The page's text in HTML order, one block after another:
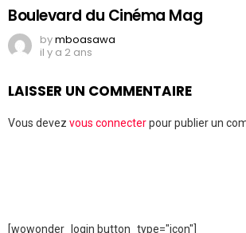
Boulevard du Cinéma Mag
bymboasawa
il y a 2 ans
LAISSER UN COMMENTAIRE
Vous devez vous connecterpour publier un
[wowonder_login button_type="icon"]